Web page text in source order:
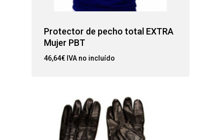
Protector de pecho total EXTRA
Mujer PBT
46,64€ IVA no incluído